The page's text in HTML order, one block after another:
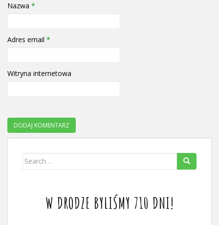
Nazwa *
Adres email *
Witryna internetowa
Search
W DRODZE BYLIŚMY 710 DNI!